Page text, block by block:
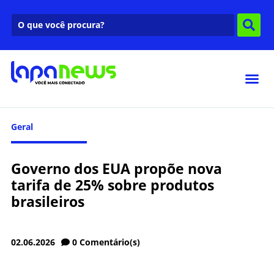
Geral
Governo dos EUA propõe nova
tarifa de 25% sobre produtos
brasileiros
02.06.2026 0 Comentário(s)